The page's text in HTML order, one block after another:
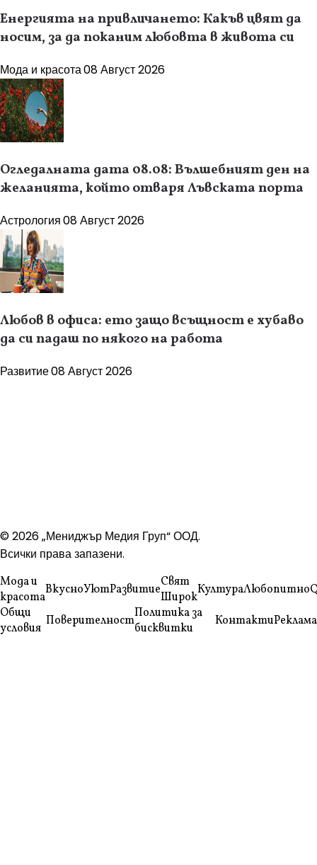
Енергията на привличането: Какъв цвят да
носим, за да поканим любовта в живота си
Мода и красота08 Август 2026
Огледалната дата 08.08: Вълшебният ден на
желанията, който отваря Лъвската порта
Астрология08 Август 2026
Любов в офиса: ето защо всъщност е хубаво
да си падаш по някого на работа
Развитие08 Август 2026
© 2026 „Мениджър Медия Груп“ ООД.
Всички права запазени.
Мода и
красотаВкусноУютРазвитиеСвят
ШирокКултураЛюбопитно
Общи
условия ПоверителностПолитика за
бисквитки
КонтактиРеклама